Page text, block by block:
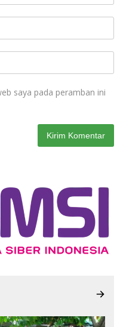
saya pada peramban ini